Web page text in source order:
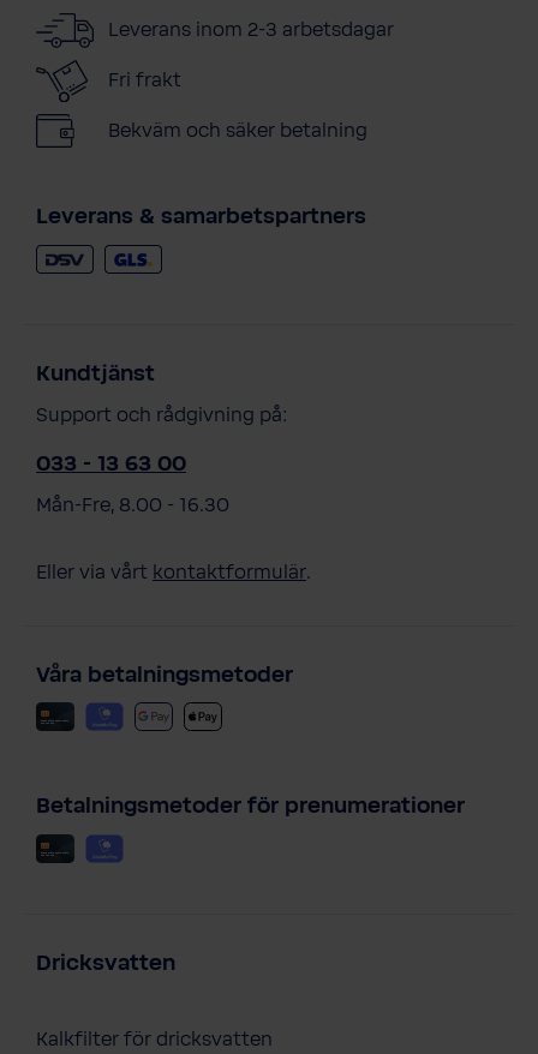
Leverans inom 2-3 arbetsdagar
Fri frakt
Bekväm och säker betalning
Leverans & samarbetspartners
Kundtjänst
Support och rådgivning på:
033 - 13 63 00
Mån-Fre, 8.00 - 16.30
Eller via vårt kontaktformulär.
Våra betalningsmetoder
Betalningsmetoder för prenumerationer
Dricksvatten
Kalkfilter för dricksvatten